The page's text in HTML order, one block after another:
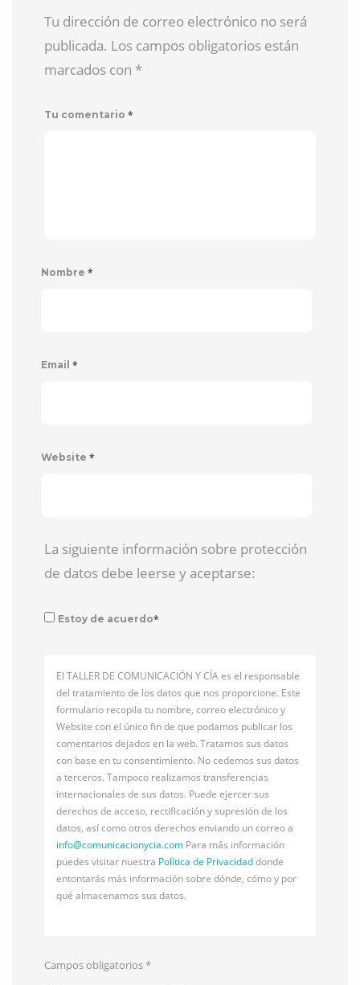
Tu dirección de correo electrónico no será
publicada. Los campos obligatorios están
marcados con *
Tu comentario *
Nombre *
Email *
Website *
La siguiente información sobre protección
de datos debe leerse y aceptarse:
Estoy de acuerdo*
El TALLER DE COMUNICACIÓN Y CÍA es el responsable
del tratamiento de los datos que nos proporcione. Este
formulario recopila tu nombre, correo electrónico y
Website con el único fin de que podamos publicar los
comentarios dejados en la web. Tratamos sus datos
con base en tu consentimiento. No cedemos sus datos
a terceros. Tampoco realizamos transferencias
internacionales de sus datos. Puede ejercer sus
derechos de acceso, rectificación y supresión de los
datos, así como otros derechos enviando un correo a
info@comunicacionycia.com Para más información
puedes visitar nuestra Política de Privacidaddonde
entontarás más información sobre dónde, cómo y por
qué almacenamos sus datos.
Campos obligatorios*